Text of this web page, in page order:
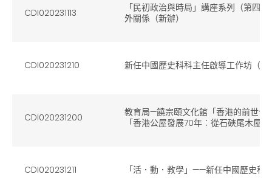
CDI020231113
「民初政治與時局」講座系列（第四
外關係（新辦）
CDI020231210 新任中國歷史科科主任啟導工作坊（新
CDI020231200
教育局—饒宗頤文化館「香港的前世今
「香港公屋發展70年︰從石硤尾木屋
CDI020231211 「活．動．教學」——新任中國歷史科